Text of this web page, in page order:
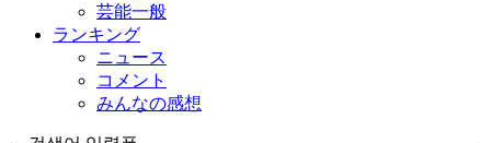
芸能一般
ランキング
ニュース
コメント
みんなの感想